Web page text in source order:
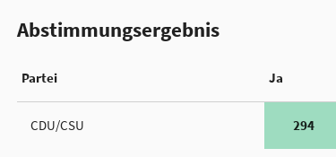
Abstimmungsergebnis
Partei Ja
CDU/CSU 294